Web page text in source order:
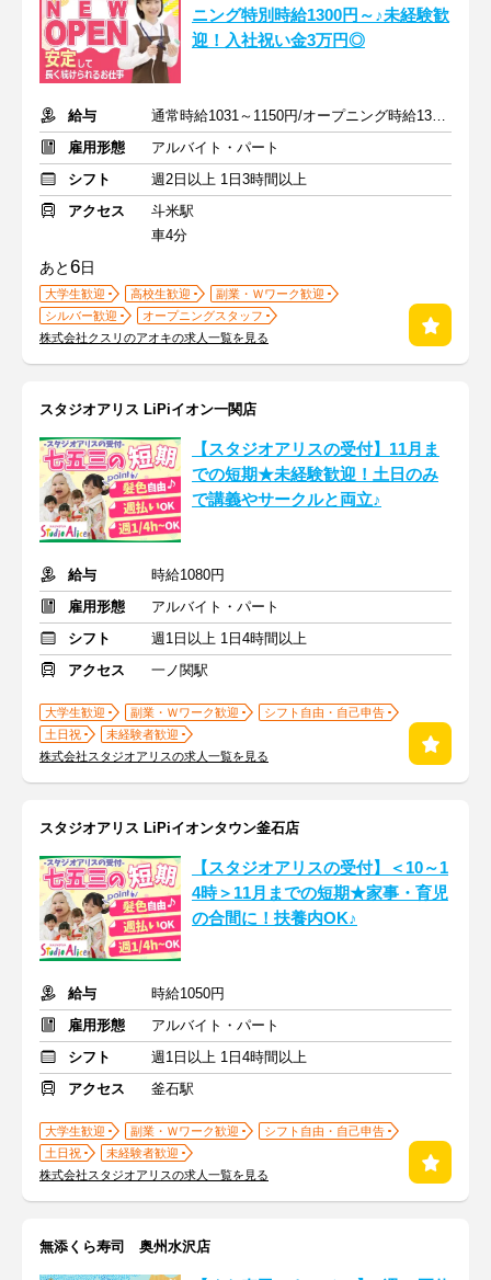
ニング特別時給1300円～♪未経験歓
迎！入社祝い金3万円◎
給与
通常時給1031～1150円/オープニング時給1300～1400円
雇用形態
アルバイト・パート
シフト
週2日以上 1日3時間以上
アクセス
斗米駅
車4分
あと6日
大学生歓迎 高校生歓迎
副業・Ｗワーク歓迎
シルバー歓迎
オープニングスタッフ
株式会社クスリのアオキの求人一覧を見る
スタジオアリス LiPiイオン一関店
【スタジオアリスの受付】11月ま
での短期★未経験歓迎！土日のみ
で講義やサークルと両立♪
給与
時給1080円
雇用形態
アルバイト・パート
シフト
週1日以上 1日4時間以上
アクセス
一ノ関駅
大学生歓迎 副業・Ｗワーク歓迎
シフト自由・自己申告
土日祝
未経験者歓迎
株式会社スタジオアリスの求人一覧を見る
スタジオアリス LiPiイオンタウン釜石店
【スタジオアリスの受付】＜10～1
4時＞11月までの短期★家事・育児
の合間に！扶養内OK♪
給与
時給1050円
雇用形態
アルバイト・パート
シフト
週1日以上 1日4時間以上
アクセス
釜石駅
大学生歓迎 副業・Ｗワーク歓迎
シフト自由・自己申告
土日祝
未経験者歓迎
株式会社スタジオアリスの求人一覧を見る
無添くら寿司 奥州水沢店